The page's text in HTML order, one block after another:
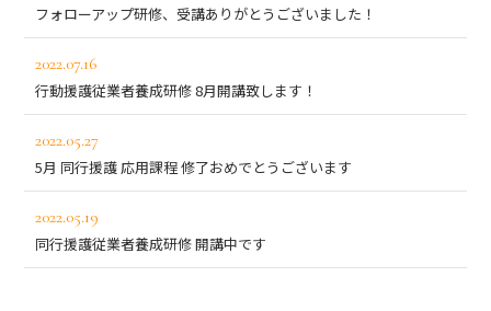
フォローアップ研修、受講ありがとうございました！
2022.07.16
行動援護従業者養成研修 8月開講致します！
2022.05.27
5月 同行援護 応用課程 修了おめでとうございます
2022.05.19
同行援護従業者養成研修 開講中です